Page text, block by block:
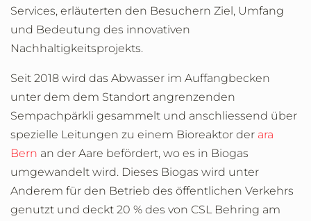
Services, erläuterten den Besuchern Ziel, Umfang
und Bedeutung des innovativen
Nachhaltigkeitsprojekts.
Seit 2018 wird das Abwasser im Auffangbecken
unter dem dem Standort angrenzenden
Sempachpärkli gesammelt und anschliessend über
spezielle Leitungen zu einem Bioreaktor der ara
Bern an der Aare befördert, wo es in Biogas
umgewandelt wird. Dieses Biogas wird unter
Anderem für den Betrieb des öffentlichen Verkehrs
genutzt und deckt 20 % des von CSL Behring am